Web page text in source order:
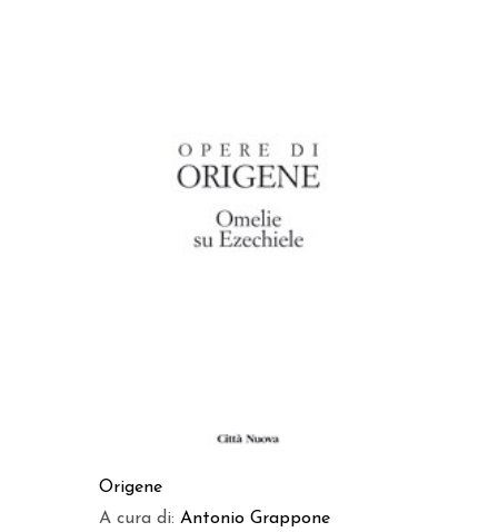
AGGIUNGI AL CARRELLO
Origene
A cura di: Antonio Grappone